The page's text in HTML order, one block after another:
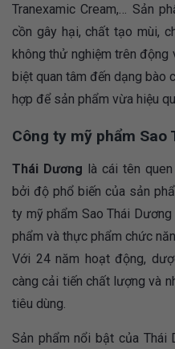
Tranexamic Cream,… Sản
cồn gây hại, chất tạo mùi,
không thử nghiệm trên động
biệt quan tâm đến dạng bào
hợp để sản phẩm vừa hiệu
Công ty mỹ phẩm Sao
Thái Dương là cái tên
bởi độ phổ biến của sản
ty mỹ phẩm Sao Thái
phẩm và thực phẩm chức
Với 24 năm hoạt động,
càng cải tiến chất lượng và
tiêu dùng.
Sản phẩm nổi bật của Thái